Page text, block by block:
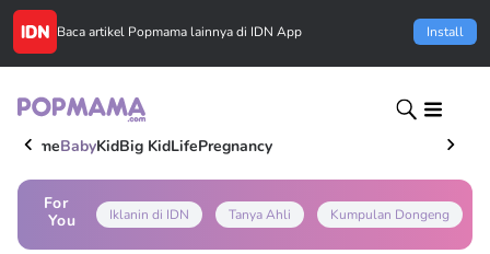
Baca artikel Popmama lainnya di IDN App Install
HomeBabyKidBig KidLifePregnancy
For
You
Iklanin di IDN Tanya Ahli Kumpulan Dongeng